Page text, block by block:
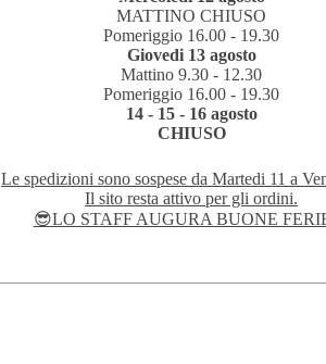
MATTINO CHIUSO
Pomeriggio 16.00 - 19.30
Giovedi 13 agosto
Mattino 9.30 - 12.30
Pomeriggio 16.00 - 19.30
14 - 15 - 16 agosto
CHIUSO
Le spedizioni sono sospese da Martedi 11 a
Il sito resta attivo per gli ordini.
😎LO STAFF AUGURA BUONE